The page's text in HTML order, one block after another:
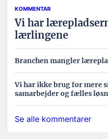
KOMMENTAR
Vi har
lærlingene
Branchen mangler
Vi har ikke brug for mere
samarbejder og fælles
Se alle kommentarer